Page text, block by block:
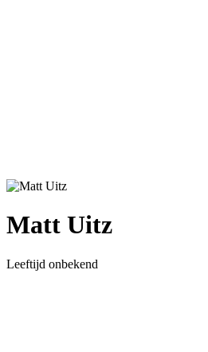
Matt Uitz
Leeftijd onbekend